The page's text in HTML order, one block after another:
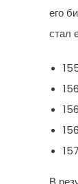
его
стал